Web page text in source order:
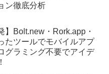
ン徹底分析
】Bolt.new・Rork.app・
たツールでモバイルアプ
グラミング不要でアイデ